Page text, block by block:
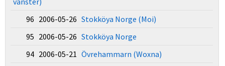
96 2006-05-26 Stokköya Norge (Moi)
95 2006-05-26 Stokköya Norge
94 2006-05-21 Övrehammarn (Woxna)